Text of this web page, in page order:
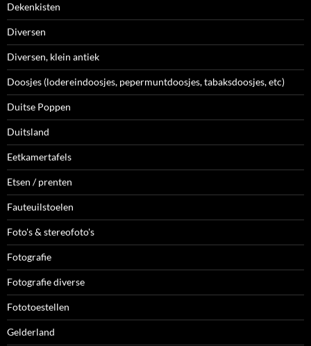
Dekenkisten
Diversen
Diversen, klein antiek
Doosjes (lodereindoosjes, pepermuntdoosjes, tabaksdoosjes, etc)
Duitse Poppen
Duitsland
Eetkamertafels
Etsen / prenten
Fauteuilstoelen
Foto's & stereofoto's
Fotografie
Fotografie diverse
Fototoestellen
Gelderland